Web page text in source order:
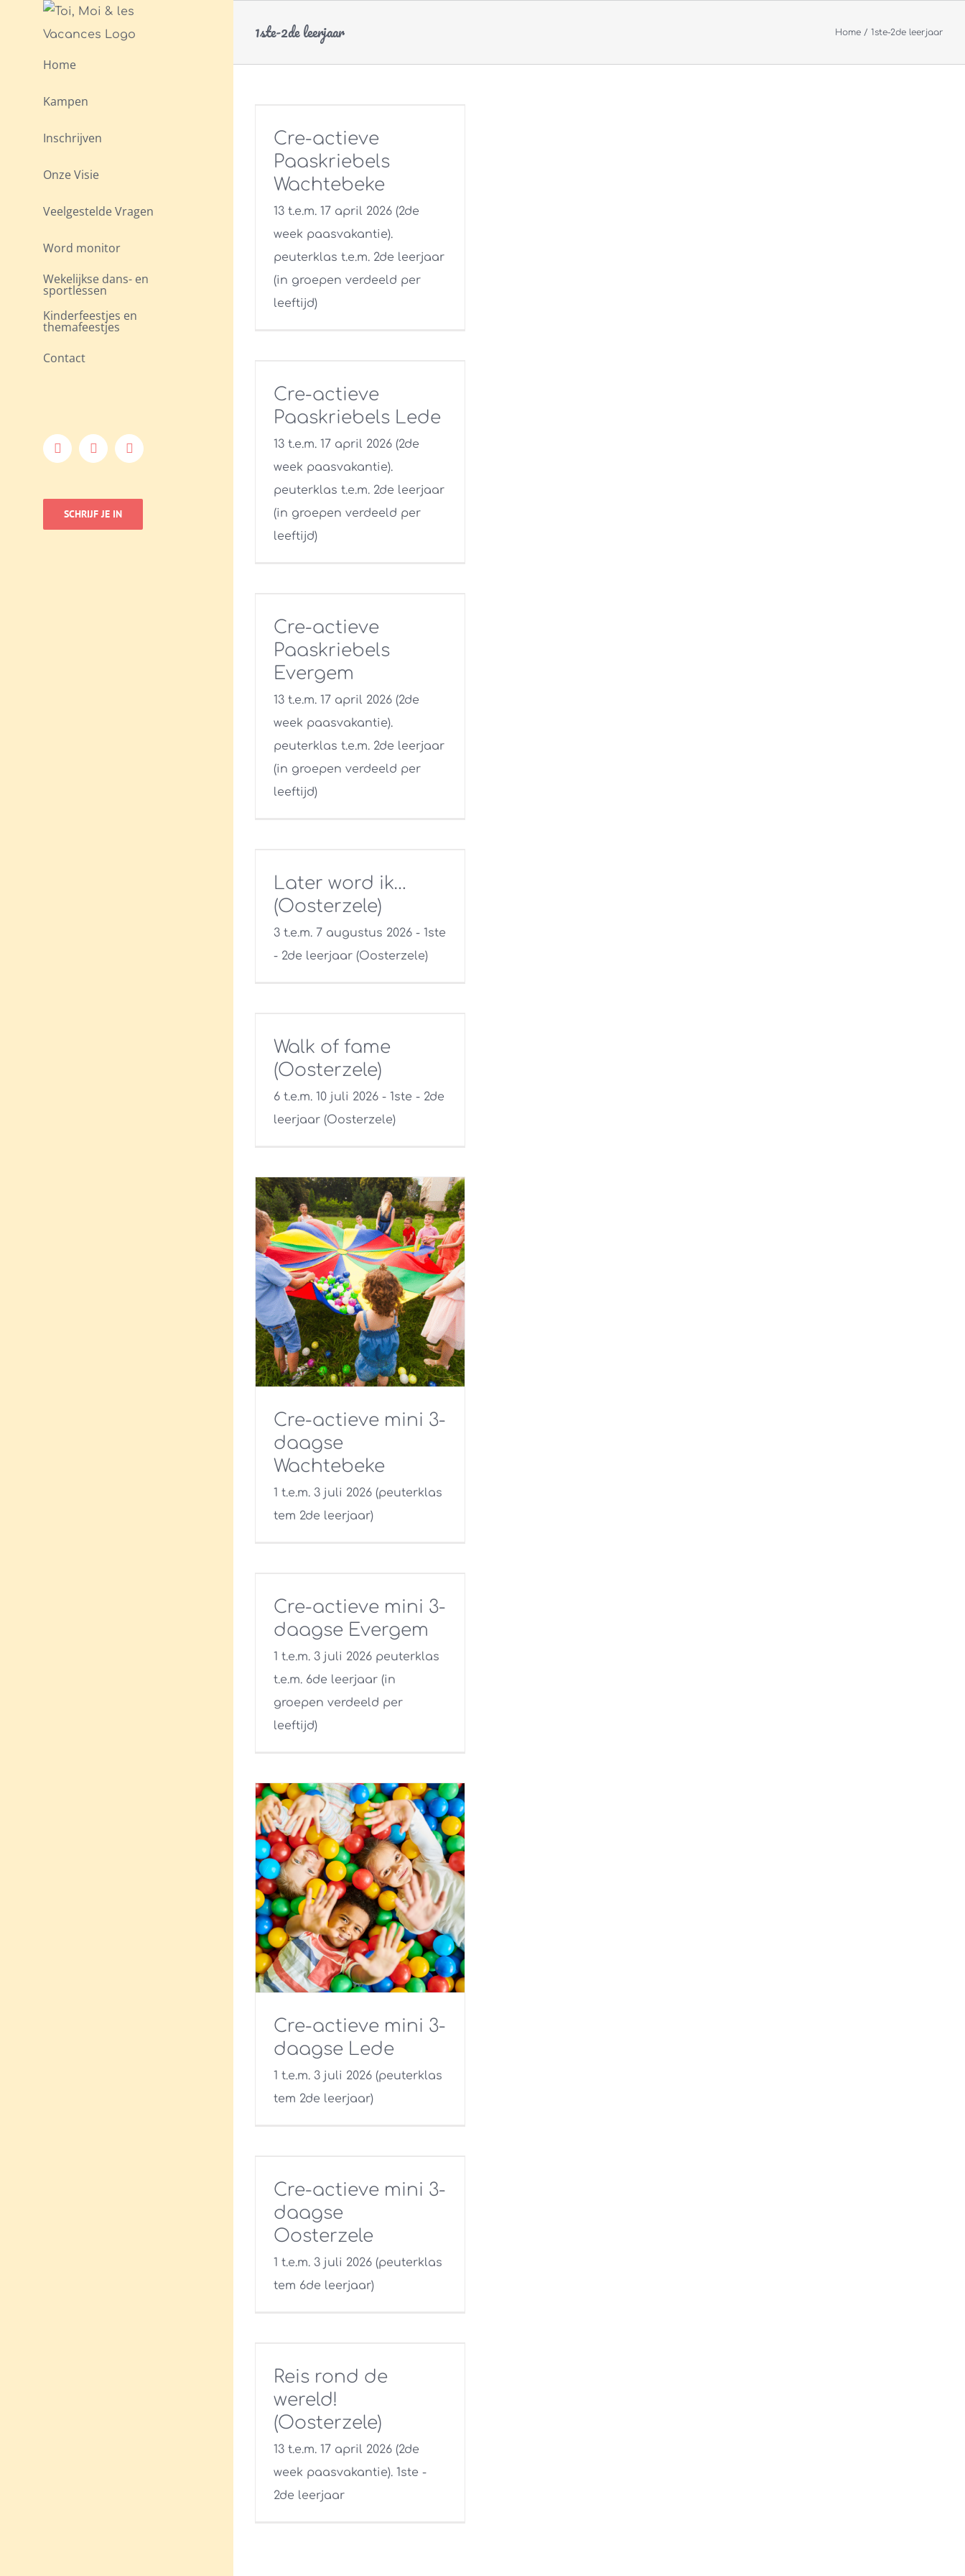
Home
Kampen
Inschrijven
Onze Visie
Veelgestelde Vragen
Word monitor
Wekelijkse dans- en
sportlessen
Kinderfeestjes en
themafeestjes
Contact
FacebookInstagram
E-
mail
SCHRIJF JE IN
1ste-2de leerjaar Home 1ste-2de leerjaar
Cre-actieve
Paaskriebels
Wachtebeke
13 t.e.m. 17 april 2026 (2de
week paasvakantie).
peuterklas t.e.m. 2de leerjaar
(in groepen verdeeld per
leeftijd)
Cre-actieve
Paaskriebels Lede
13 t.e.m. 17 april 2026 (2de
week paasvakantie).
peuterklas t.e.m. 2de leerjaar
(in groepen verdeeld per
leeftijd)
Cre-actieve
Paaskriebels
Evergem
13 t.e.m. 17 april 2026 (2de
week paasvakantie).
peuterklas t.e.m. 2de leerjaar
(in groepen verdeeld per
leeftijd)
Later word ik…
(Oosterzele)
3 t.e.m. 7 augustus 2026 - 1ste
- 2de leerjaar (Oosterzele)
Walk of fame
(Oosterzele)
6 t.e.m. 10 juli 2026 - 1ste - 2de
leerjaar (Oosterzele)
Cre-actieve mini 3-
daagse
Wachtebeke
1 t.e.m. 3 juli 2026 (peuterklas
tem 2de leerjaar)
Cre-actieve mini 3-
daagse Evergem
1 t.e.m. 3 juli 2026 peuterklas
t.e.m. 6de leerjaar (in
groepen verdeeld per
leeftijd)
Cre-actieve mini 3-
daagse Lede
1 t.e.m. 3 juli 2026 (peuterklas
tem 2de leerjaar)
Cre-actieve mini 3-
daagse
Oosterzele
1 t.e.m. 3 juli 2026 (peuterklas
tem 6de leerjaar)
Reis rond de
wereld!
(Oosterzele)
13 t.e.m. 17 april 2026 (2de
week paasvakantie). 1ste -
2de leerjaar